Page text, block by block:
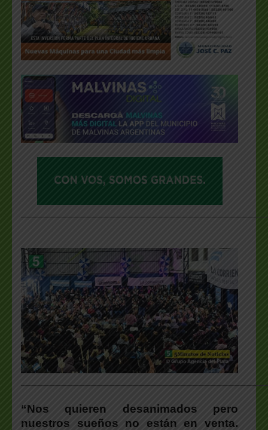
“Nos quieren desanimados pero
nuestros sueños no están en venta.